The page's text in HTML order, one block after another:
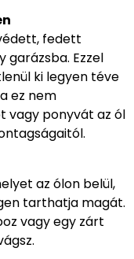
fedett
garázsba. Ezzel
ki legyen téve
ez nem
vagy ponyvát az ól
az ólon belül,
tarthatja magát.
vagy egy zárt